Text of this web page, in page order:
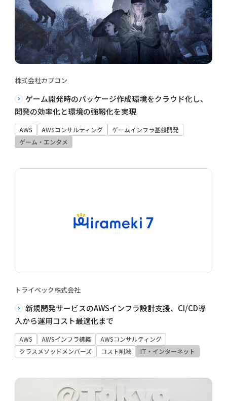
株式会社カプコン
ゲーム開発時のパッケージ作成環境をクラウド化し、
開発の効率化と環境の強靱化を実現
AWS AWSコンサルティング
ゲームインフラ基盤開発
ゲーム・エンタメ
トライベック株式会社
新規開発サービスのAWSインフラ設計支援、CI/CD導
入から運用コスト最適化まで
AWS AWSインフラ構築
AWSコンサルティング
クラスメソッドメンバーズ
コスト削減 IT・インターネット